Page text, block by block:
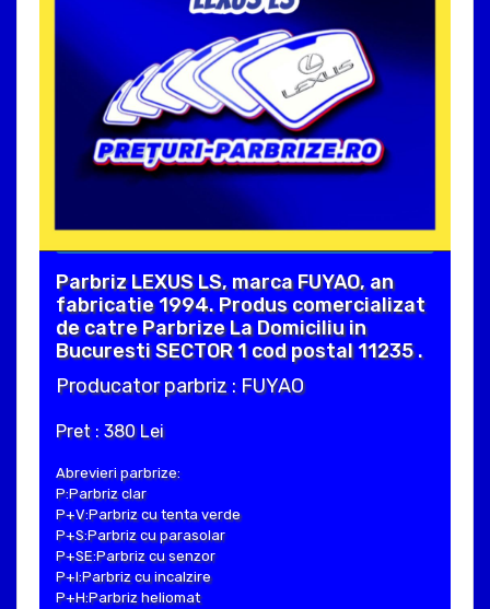
Parbriz LEXUS LS, marca FUYAO, an
fabricatie 1994. Produs comercializat
de catre Parbrize La Domiciliu in
Bucuresti SECTOR 1 cod postal 11235 .
Producator parbriz : FUYAO
Pret : 380 Lei
Abrevieri parbrize:
P:Parbriz clar
P+V:Parbriz cu tenta verde
P+S:Parbriz cu parasolar
P+SE:Parbriz cu senzor
P+I:Parbriz cu incalzire
P+H:Parbriz heliomat